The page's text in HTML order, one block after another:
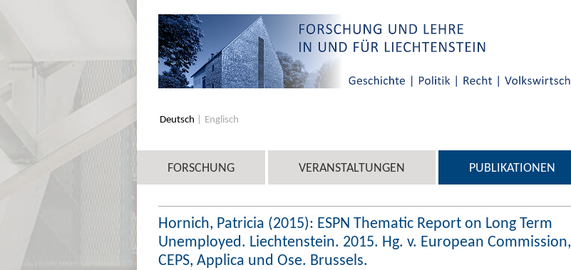
Deutsch Englisch
FORSCHUNG VERANSTALTUNGEN PUBLIKATIONEN
Hornich, Patricia (2015): ESPN Thematic Report on Long Term
Unemployed. Liechtenstein. 2015. Hg. v. European Commission,
CEPS, Applica und Ose. Brussels.